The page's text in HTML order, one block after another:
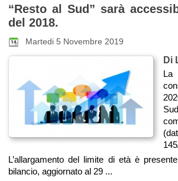
“Resto al Sud” sarà
del 2018.
Martedi 5 Novembre 2019
Di
La
L’allargamento del limite di età è
bilancio, aggiornato al 29 ...